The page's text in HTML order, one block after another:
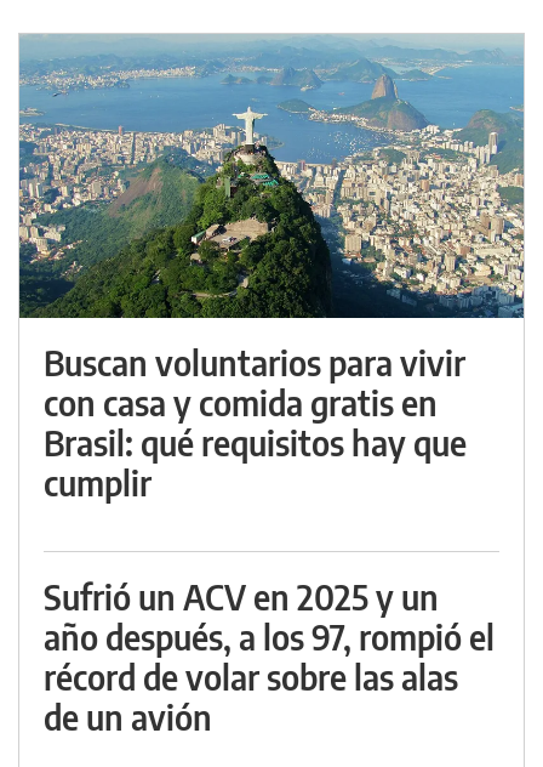
Buscan voluntarios para vivir
con casa y comida gratis en
Brasil: qué requisitos hay que
cumplir
Sufrió un ACV en 2025 y un
año después, a los 97, rompió el
récord de volar sobre las alas
de un avión